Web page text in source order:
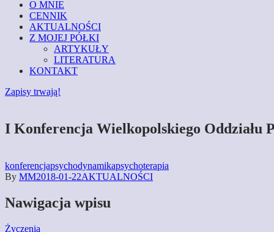
O MNIE
CENNIK
AKTUALNOŚCI
Z MOJEJ PÓŁKI
ARTYKUŁY
LITERATURA
KONTAKT
Zapisy trwają!
I Konferencja Wielkopolskiego Oddziału
konferencjapsychodynamikapsychoterapia
By MM2018-01-22AKTUALNOŚCI
Nawigacja wpisu
Życzenia